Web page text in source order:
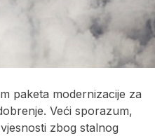
paketa modernizacije za
Veći sporazum,
zbog stalnog